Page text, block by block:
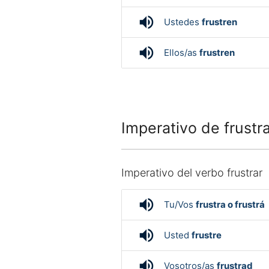
volume_up Ustedes frustren
volume_up Ellos/as frustren
Imperativo de
Imperativo del verbo frustrar
volume_up Tu/Vos frustra o frustrá
volume_up Usted frustre
Vosotros/as frustrad